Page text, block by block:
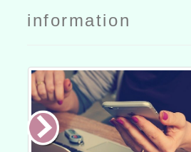
information